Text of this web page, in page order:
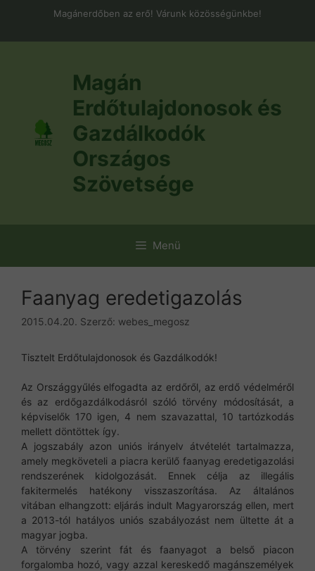
Magánerdőben az erő! Várunk közösségünkbe!
Magán
Erdőtulajdonosok és
Gazdálkodók
Országos
Szövetsége
Menü
Faanyag eredetigazolás
2015.04.20. Szerző: webes_megosz
Tisztelt Erdőtulajdonosok és Gazdálkodók!
Az Országgyűlés elfogadta az erdőről, az erdő védelméről
és az erdőgazdálkodásról szóló törvény módosítását, a
képviselők 170 igen, 4 nem szavazattal, 10 tartózkodás
mellett döntöttek így.
A jogszabály azon uniós irányelv átvételét tartalmazza,
amely megköveteli a piacra kerülő faanyag eredetigazolási
rendszerének kidolgozását. Ennek célja az illegális
fakitermelés hatékony visszaszorítása. Az általános
vitában elhangzott: eljárás indult Magyarország ellen, mert
a 2013-tól hatályos uniós szabályozást nem ültette át a
magyar jogba.
A törvény szerint fát és faanyagot a belső piacon
forgalomba hozó, vagy azzal kereskedő magánszemélyek